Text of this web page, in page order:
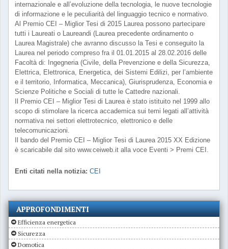
internazionale e all’evoluzione della tecnologia, le nuove tecnologie
di informazione e le peculiarità del linguaggio tecnico e normativo.
Al Premio CEI – Miglior Tesi di 2015 Laurea possono partecipare
tutti i Laureati o Laureandi (Laurea precedente ordinamento o
Laurea Magistrale) che avranno discusso la Tesi e conseguito la
Laurea nel periodo compreso fra il 01.01.2015 al 28.02.2016 delle
Facoltà di: Ingegneria (Civile, della Prevenzione e della Sicurezza,
Elettrica, Elettronica, Energetica, dei Sistemi Edilizi, per l’ambiente
e il territorio, Informatica, Meccanica), Giurisprudenza, Economia e
Scienze Politiche e Sociali di tutte le Cattedre nazionali.
Il Premio CEI – Miglior Tesi di Laurea è stato istituito nel 1999 allo
scopo di stimolare la ricerca accademica sui temi legati all’attività
normativa nei settori elettrotecnico, elettronico e delle
telecomunicazioni.
Il bando del Premio CEI – Miglior Tesi di Laurea 2015 XX Edizione
è scaricabile dal sito www.ceiweb.it alla voce Eventi > Premi CEI.
Enti citati nella notizia: CEI
APPROFONDIMENTI
Efficienza energetica
Sicurezza
Domotica